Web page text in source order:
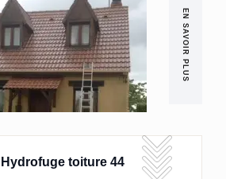
EN SAVOIR PLUS
Hydrofuge toiture 44